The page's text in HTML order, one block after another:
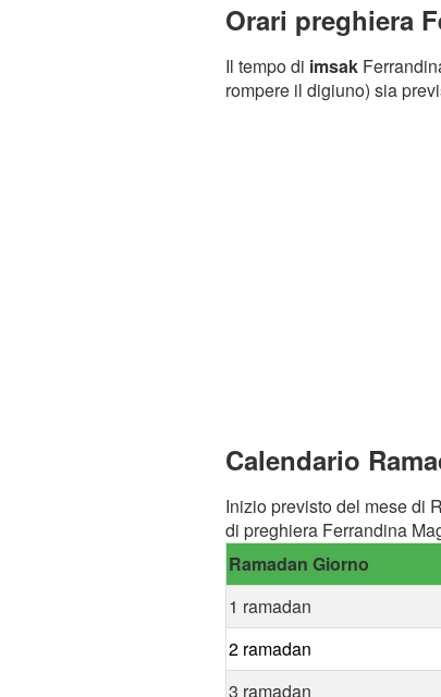
Orari preghiera
Il tempo di imsak
rompere il digiuno) sia
Calendario
Inizio previsto del mese di
di preghiera Ferrandina
Ramadan Giorno
1 ramadan
2 ramadan
3 ramadan